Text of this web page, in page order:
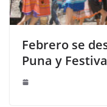
Febrero se
Puna y